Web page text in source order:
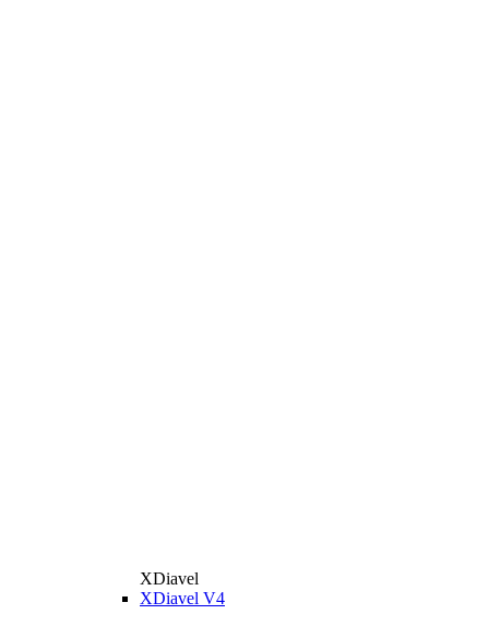
XDiavel
XDiavel V4